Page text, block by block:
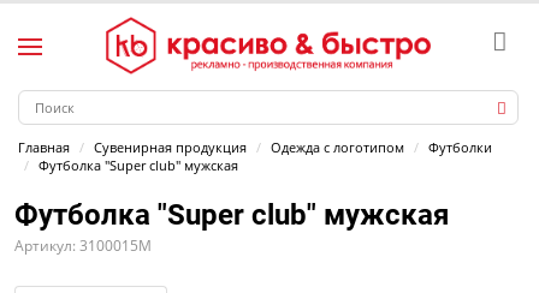
Главная Сувенирная продукция Одежда с логотипом
Футболки
Футболка "Super club" мужская
Футболка "Super club" мужская
Артикул: 3100015M